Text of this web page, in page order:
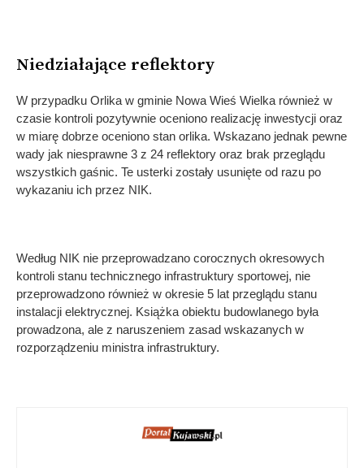
Niedziałające reflektory
W przypadku Orlika w gminie Nowa Wieś Wielka również w
czasie kontroli pozytywnie oceniono realizację inwestycji oraz
w miarę dobrze oceniono stan orlika. Wskazano jednak pewne
wady jak niesprawne 3 z 24 reflektory oraz brak przeglądu
wszystkich gaśnic. Te usterki zostały usunięte od razu po
wykazaniu ich przez NIK.
Według NIK nie przeprowadzano corocznych okresowych
kontroli stanu technicznego infrastruktury sportowej, nie
przeprowadzono również w okresie 5 lat przeglądu stanu
instalacji elektrycznej. Książka obiektu budowlanego była
prowadzona, ale z naruszeniem zasad wskazanych w
rozporządzeniu ministra infrastruktury.